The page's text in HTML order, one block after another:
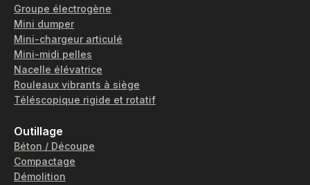
Groupe électrogène
Mini dumper
Mini-chargeur articulé
Mini-midi pelles
Nacelle élévatrice
Rouleaux vibrants à siège
Téléscopique rigide et rotatif
Outillage
Béton / Découpe
Compactage
Démolition